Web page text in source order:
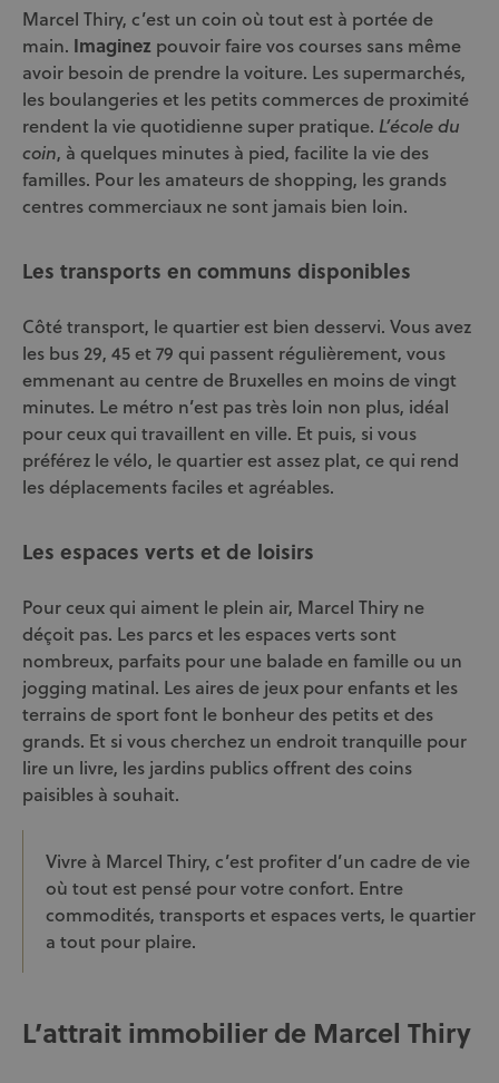
Marcel Thiry, c’est un coin où tout est à portée de
main. Imaginez pouvoir faire vos courses sans même
avoir besoin de prendre la voiture. Les supermarchés,
les boulangeries et les petits commerces de proximité
rendent la vie quotidienne super pratique. L’école du
coin, à quelques minutes à pied, facilite la vie des
familles. Pour les amateurs de shopping, les grands
centres commerciaux ne sont jamais bien loin.
Les transports en communs disponibles
Côté transport, le quartier est bien desservi. Vous avez
les bus 29, 45 et 79 qui passent régulièrement, vous
emmenant au centre de Bruxelles en moins de vingt
minutes. Le métro n’est pas très loin non plus, idéal
pour ceux qui travaillent en ville. Et puis, si vous
préférez le vélo, le quartier est assez plat, ce qui rend
les déplacements faciles et agréables.
Les espaces verts et de loisirs
Pour ceux qui aiment le plein air, Marcel Thiry ne
déçoit pas. Les parcs et les espaces verts sont
nombreux, parfaits pour une balade en famille ou un
jogging matinal. Les aires de jeux pour enfants et les
terrains de sport font le bonheur des petits et des
grands. Et si vous cherchez un endroit tranquille pour
lire un livre, les jardins publics offrent des coins
paisibles à souhait.
Vivre à Marcel Thiry, c’est profiter d’un cadre de vie
où tout est pensé pour votre confort. Entre
commodités, transports et espaces verts, le quartier
a tout pour plaire.
L’attrait immobilier de Marcel Thiry